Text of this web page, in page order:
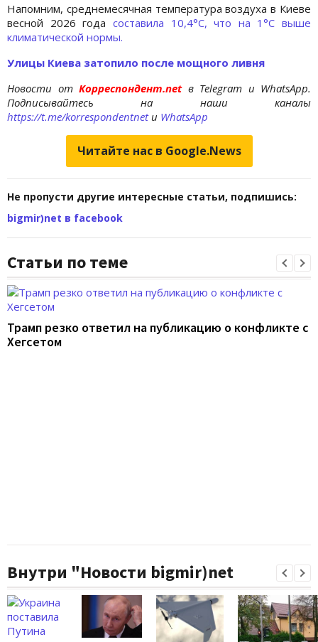
Напомним, среднемесячная температура воздуха в Киеве
весной 2026 года составила 10,4°С, что на 1°С выше
климатической нормы.
Улицы Киева затопило после мощного ливня
Новости отКорреспондент.net в Telegram и WhatsApp.
Подписывайтесь на наши каналы
https://t.me/korrespondentnetи WhatsApp
Читайте нас в Google.News
Не пропусти другие интересные статьи, подпишись:
bigmir)net в facebook
Статьи по теме
Трамп резко ответил на публикацию о конфликте с
Хегсетом
Внутри "Новости bigmir)net